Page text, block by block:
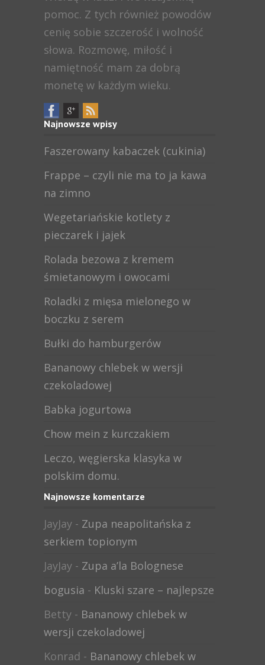
pomoc. Z tych również powodów
cenię sobie szczerość i wolność
słowa. Rozmowę, miłość i
namiętność mam za dobrą
monetę w każdym wieku.
Najnowsze wpisy
Faszerowany kabaczek (cukinia)
Frappe – czyli nie ma to ja kawa
na zimno
Wegetariańskie kotlety z
pieczarek i jajek
Rolada bezowa z kremem
śmietanowym i owocami
Roladki z mięsa mielonego w
boczku z serem
Bułki do hamburgerów
Bananowy chlebek w wersji
czekoladowej
Babka jogurtowa
Chow mein z kurczakiem
Leczo, węgierska klasyka w
polskim domu.
Najnowsze komentarze
JayJay - Zupa neapolitańska z
serkiem topionym
JayJay - Zupa a’la Bolognese
bogusia - Kluski szare – najlepsze
Betty - Bananowy chlebek w
wersji czekoladowej
Konrad - Bananowy chlebek w